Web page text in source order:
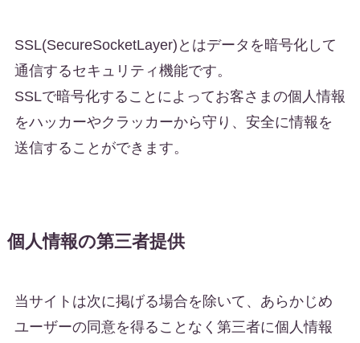
SSL(SecureSocketLayer)とはデータを暗号化して
通信するセキュリティ機能です。
SSLで暗号化することによってお客さまの個人情報
をハッカーやクラッカーから守り、安全に情報を
送信することができます。
個人情報の第三者提供
当サイトは次に掲げる場合を除いて、あらかじめ
ユーザーの同意を得ることなく第三者に個人情報